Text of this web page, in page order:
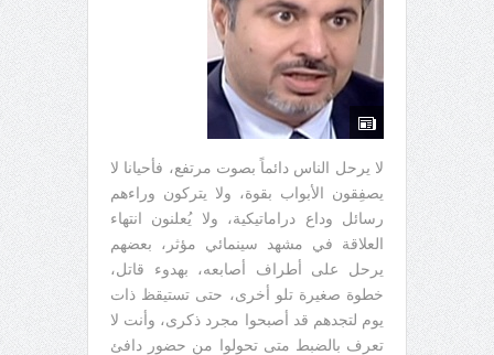
لا يرحل الناس دائماً بصوت مرتفع، فأحيانا لا
يصفِقون الأبواب بقوة، ولا يتركون وراءهم
رسائل وداع دراماتيكية، ولا يُعلنون انتهاء
العلاقة في مشهد سينمائي مؤثر، بعضهم
يرحل على أطراف أصابعه، بهدوء قاتل،
خطوة صغيرة تلو أخرى، حتى تستيقظ ذات
يوم لتجدهم قد أصبحوا مجرد ذكرى، وأنت لا
تعرف بالضبط متى تحولوا من حضور دافئ